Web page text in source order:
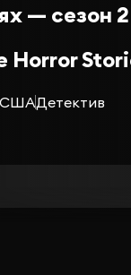
— сезон 2
Horror
СШАДетектив